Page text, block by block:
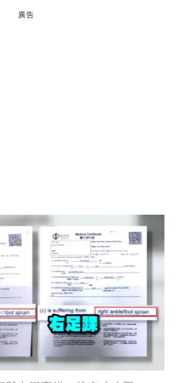
廣告